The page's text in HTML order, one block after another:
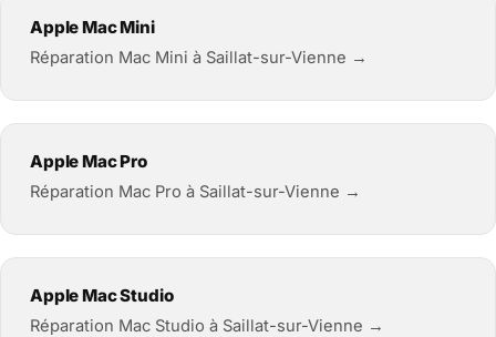
Apple Mac Mini
Réparation Mac Mini à Saillat-sur-Vienne →
Apple Mac Pro
Réparation Mac Pro à Saillat-sur-Vienne →
Apple Mac Studio
Réparation Mac Studio à Saillat-sur-Vienne →